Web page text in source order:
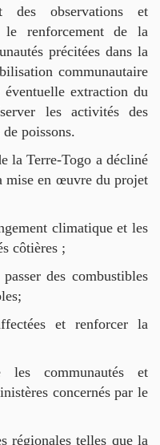
observations et
renforcement de la
précitées dans la
communautaire
extraction du
les activités des
poissons.
la Terre-Togo a décliné
mise en œuvre du projet
climatique et les
côtières ;
des combustibles
et renforcer la
les communautés et
concernés par le
régionales telles que la